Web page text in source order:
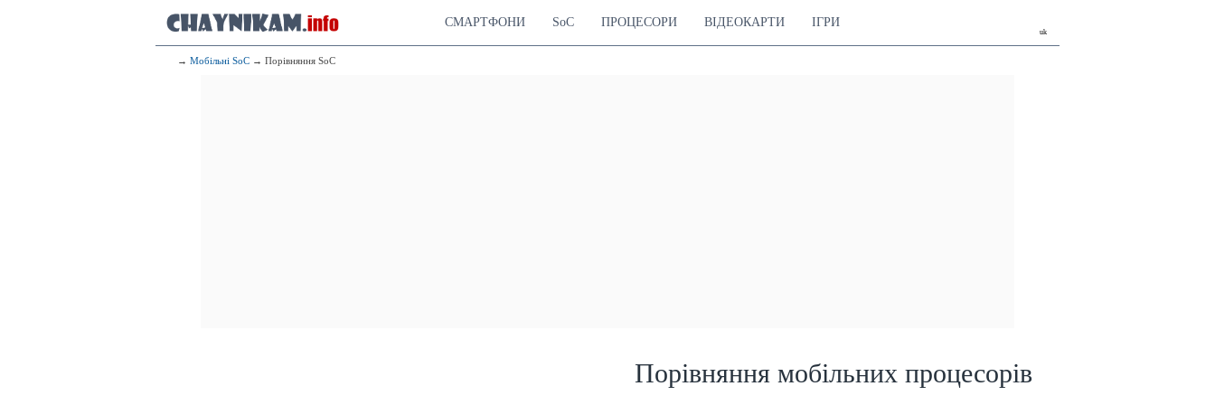
uk
СМАРТФОНИ SoC ПРОЦЕСОРИ ВІДЕОКАРТИ ІГРИ
→ Мобільні SoC → Порівняння SoC
Порівняння мобільних процесорів